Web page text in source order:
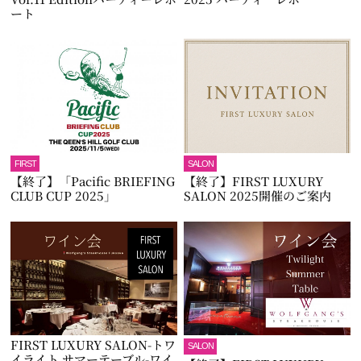
ート
FIRST
【終了】「Pacific BRIEFING
CLUB CUP 2025」
SALON
【終了】FIRST LUXURY
SALON 2025開催のご案内
FIRST LUXURY SALON-トワ
SALON